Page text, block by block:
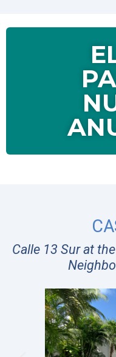
Calle 13 Sur at
Alberca
Bienvenido
bellamente
amueblada